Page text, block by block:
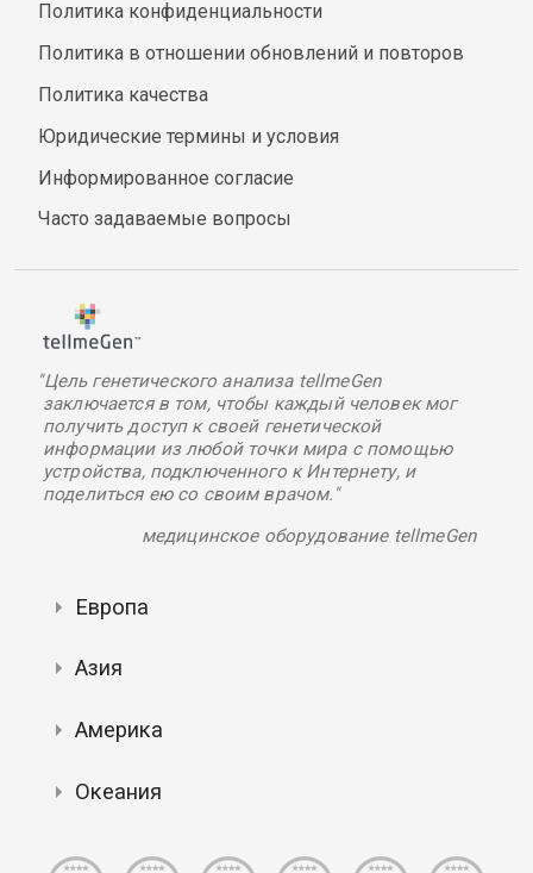
Политика конфиденциальности
Политика в отношении обновлений и повторов
Политика качества
Юридические термины и условия
Информированное согласие
Часто задаваемые вопросы
"Цель генетического анализа tellmeGen
заключается в том, чтобы каждый человек мог
получить доступ к своей генетической
информации из любой точки мира с помощью
устройства, подключенного к Интернету, и
поделиться ею со своим врачом."
медицинское оборудование tellmeGen
Европа
Азия
Америка
Океания